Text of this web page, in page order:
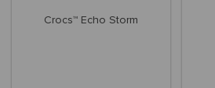
Crocs™ Echo Storm